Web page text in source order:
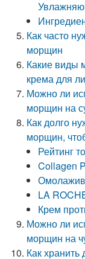
Как часто
морщин
Какие виды
крема для
Можно ли
морщин на
Как долго
морщин,
Рейтинг
Collagen
LA
Крем
Можно ли
морщин на
Как